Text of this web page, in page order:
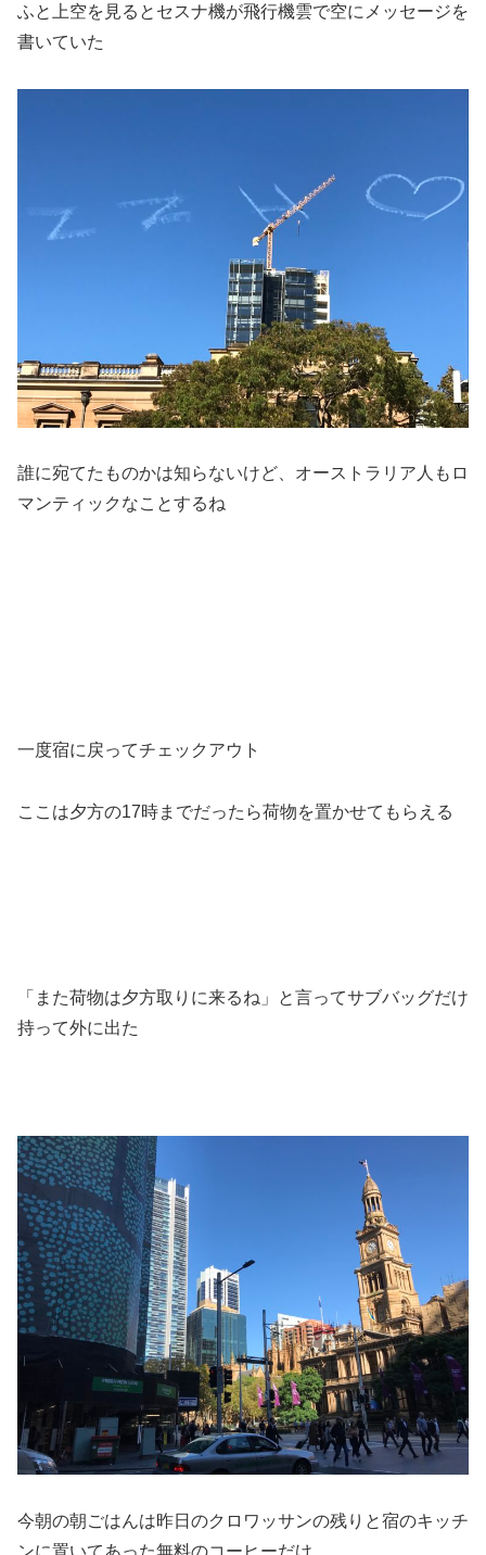
ふと上空を見るとセスナ機が飛行機雲で空にメッセージを
書いていた
誰に宛てたものかは知らないけど、オーストラリア人もロ
マンティックなことするね
一度宿に戻ってチェックアウト
ここは夕方の17時までだったら荷物を置かせてもらえる
「また荷物は夕方取りに来るね」と言ってサブバッグだけ
持って外に出た
今朝の朝ごはんは昨日のクロワッサンの残りと宿のキッチ
ンに置いてあった無料のコーヒーだけ